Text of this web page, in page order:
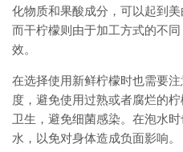
化物质和果酸成分，可以起到美
而干柠檬则由于加工方式的不
效。
在选择使用新鲜柠檬时也需要
度，避免使用过熟或者腐烂的
卫生，避免细菌感染。在泡水
水，以免对身体造成负面影响。